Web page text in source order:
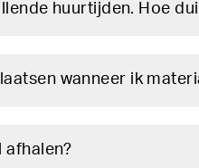
huurtijden. Hoe
wanneer ik
afhalen?